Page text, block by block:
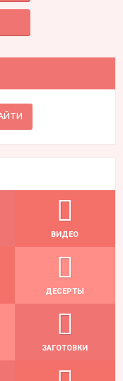
ВИДЕО
ДЕСЕРТЫ
ЗАГОТОВКИ